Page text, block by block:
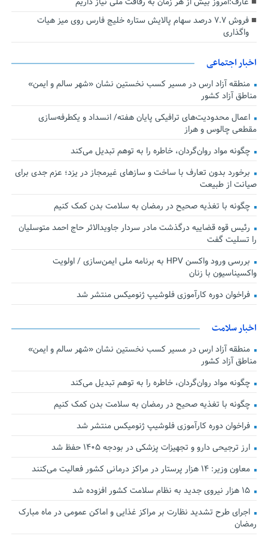
فروش ۷.۷ درصد سهام پالایش ستاره خلیج فارس روی میز هیات
واگذاری
اخبار اجتماعی
منطقه آزاد ارس در مسیر کسب نخستین نشان «شهر سالم و ایمن»
مناطق آزاد کشور
اعمال محدودیت‌های ترافیکی پایان هفته/ انسداد و یکطرفه‌سازی
مقطعی چالوس و هراز
چگونه مواد روان‌گردان، خاطره را به توهم تبدیل می‌کند
برخورد بدون تعارف با ساخت‌ و سازهای غیرمجاز در یزد؛ عزم جدی برای
صیانت از طبیعت
چگونه با تغذیه صحیح در رمضان به سلامت بدن کمک کنیم
رئیس قوه قضاییه درگذشت مادر سردار جاویدالاثر حاج احمد متوسلیان
را تسلیت گفت
بررسی ورود واکسن HPV به برنامه ملی ایمن‌سازی / اولویت
واکسیناسیون با زنان
فراخوان دوره کارآموزی فلوشیپ ژنومیکس منتشر شد
اخبار سلامت
منطقه آزاد ارس در مسیر کسب نخستین نشان «شهر سالم و ایمن»
مناطق آزاد کشور
چگونه مواد روان‌گردان، خاطره را به توهم تبدیل می‌کند
چگونه با تغذیه صحیح در رمضان به سلامت بدن کمک کنیم
فراخوان دوره کارآموزی فلوشیپ ژنومیکس منتشر شد
ارز ترجیحی دارو و تجهیزات پزشکی در بودجه ۱۴۰۵ حفظ شد
معاون وزیر: ۱۴ هزار پرستار در مراکز درمانی کشور فعالیت می‌کنند
۱۵ هزار نیروی جدید به نظام سلامت کشور افزوده شد
اجرای طرح تشدید نظارت بر مراکز غذایی و اماکن عمومی در ماه مبارک
رمضان